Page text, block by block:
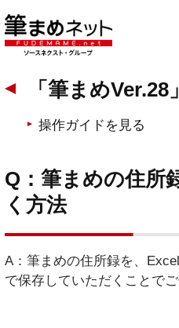
「筆まめ
操作ガイドを見る
Q：筆まめの住所
く方法
A：筆まめの住所録を、
で保存していただくことで